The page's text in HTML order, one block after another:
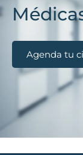
Agenda tu